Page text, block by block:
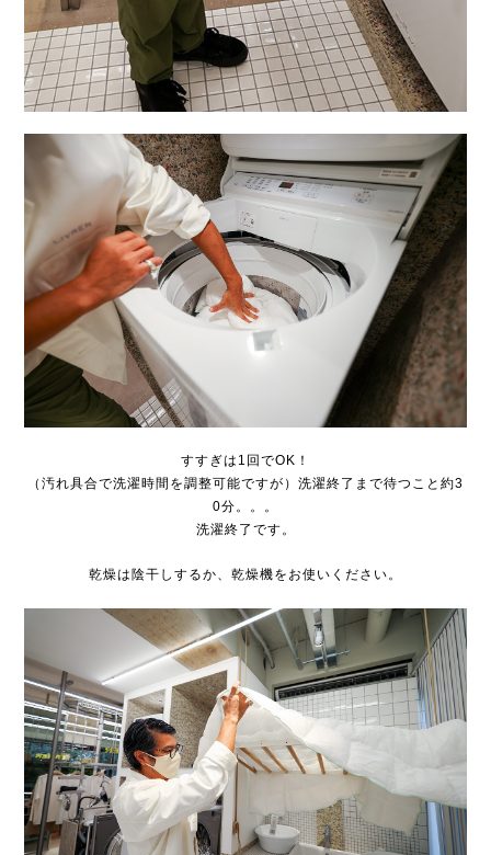
すすぎは1回でOK！
（汚れ具合で洗濯時間を調整可能ですが）洗濯終了まで待つこと約3
0分。。。
洗濯終了です。
乾燥は陰干しするか、乾燥機をお使いください。